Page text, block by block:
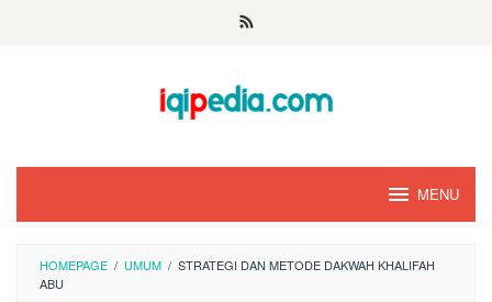
MENU
HOMEPAGE / UMUM / STRATEGI DAN METODE DAKWAH KHALIFAH
ABU